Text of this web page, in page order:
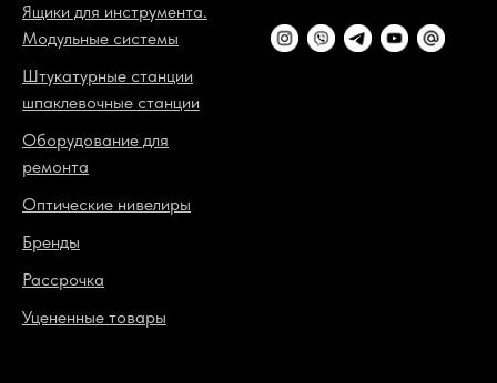
Ящики для инструмента.
Модульные системы
Штукатурные станции
шпаклевочные станции
Оборудование для
ремонта
Оптические нивелиры
Бренды
Рассрочка
Уцененные товары